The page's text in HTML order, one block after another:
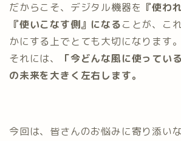
だからこそ、デジタル機器を 『使わ
『使いこなす側』になることが、こ
かにする上でとても大切になります。
それには、
「今どんな風に使ってい
の未来を大きく左右します。
今回は、皆さんのお悩みに寄り添い